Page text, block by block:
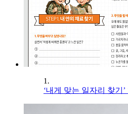
1.
‘내게 맞는 일자리 찾기